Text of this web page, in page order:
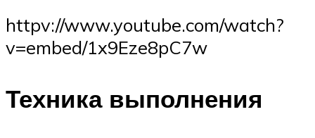
httpv://www.youtube.com/watch?
v=embed/1x9Eze8pC7w
Техника выполнения